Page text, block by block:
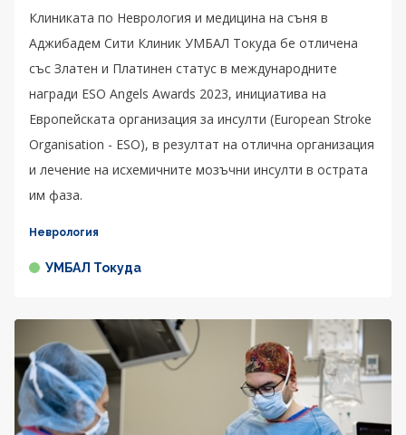
Клиниката по Неврология и медицина на съня в
Аджибадем Сити Клиник УМБАЛ Токуда бе отличена
със Златен и Платинен статус в международните
награди ESO Angels Awards 2023, инициатива на
Европейската организация за инсулти (European Stroke
Organisation - ESO), в резултат на отлична организация
и лечение на исхемичните мозъчни инсулти в острата
им фаза.
Неврология
УМБАЛ Токуда